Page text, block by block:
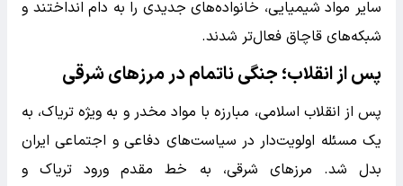
سایر مواد شیمیایی، خانواده‌های جدیدی را به دام انداختند و
شبکه‌های قاچاق فعال‌تر شدند.
پس از انقلاب؛ جنگی ناتمام در مرزهای شرقی
پس از انقلاب اسلامی، مبارزه با مواد مخدر و به ویژه تریاک، به
یک مسئله اولویت‌دار در سیاست‌های دفاعی و اجتماعی ایران
بدل شد. مرزهای شرقی، به خط مقدم ورود تریاک و